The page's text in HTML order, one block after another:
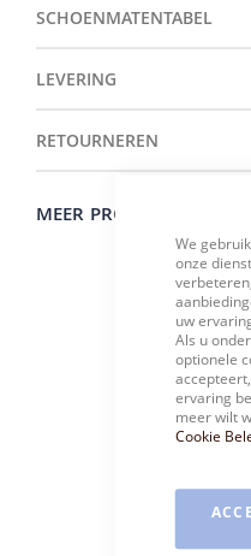
We
onze
uw
Als u
optionele
ervaring
meer wilt
Cookie
SCHOENMATENTABEL
LEVERING
RETOURNEREN
MEER PRODUCTEN VAN
€